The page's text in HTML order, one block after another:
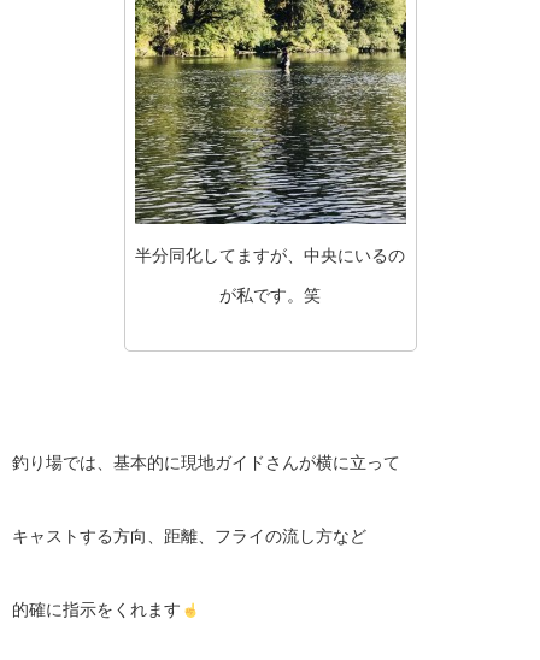
半分同化してますが、中央にいるの
が私です。笑
釣り場では、基本的に現地ガイドさんが横に立って
キャストする方向、距離、フライの流し方など
的確に指示をくれます